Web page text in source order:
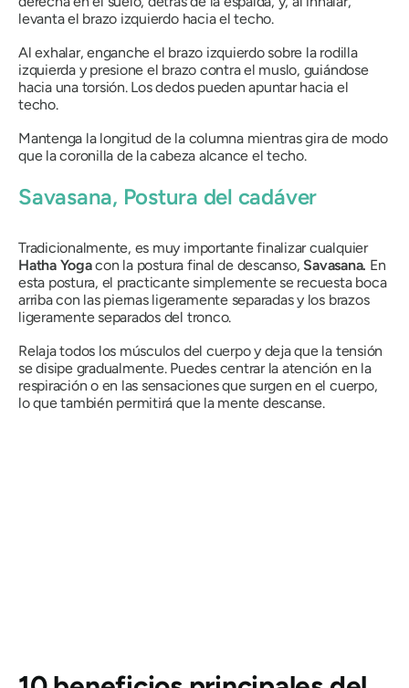
levanta el brazo izquierdo hacia el techo.
Al exhalar, enganche el brazo izquierdo sobre la rodilla
izquierda y presione el brazo contra el muslo, guiándose
hacia una torsión. Los dedos pueden apuntar hacia el
techo.
Mantenga la longitud de la columna mientras gira de modo
que la coronilla de la cabeza alcance el techo.
Savasana, Postura del cadáver
Tradicionalmente, es muy importante finalizar cualquier
HathaYogacon la postura final de descanso, Savasana. En
esta postura, el practicante simplemente se recuesta boca
arriba con las piernas ligeramente separadas y los brazos
ligeramente separados del tronco.
Relaja todos los músculos del cuerpo y deja que la tensión
se disipe gradualmente. Puedes centrar la atención en la
respiración o en las sensaciones que surgen en el cuerpo,
lo que también permitirá que la mente descanse.